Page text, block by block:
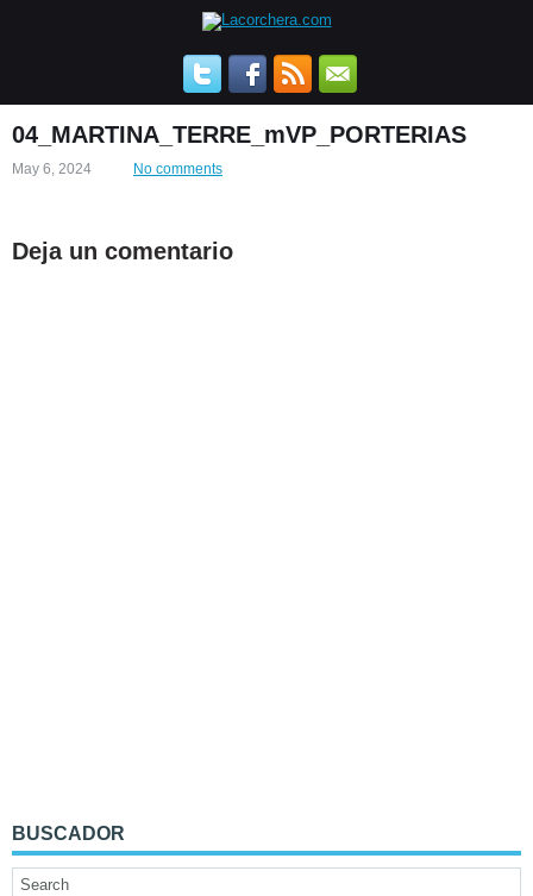
04_MARTINA_TERRE_mVP_PORTERIAS
May 6, 2024 No comments
Deja un comentario
BUSCADOR